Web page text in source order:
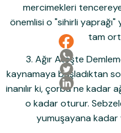
mercimekleri
önemlisi o "sihirli
tam
3. Ağır Ateşte
kaynamaya başladıktan
inanılır ki, çorba ne kadar
o kadar oturur.
yumuşayana kadar
Ailemize Üye
İndirim